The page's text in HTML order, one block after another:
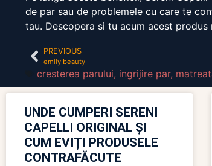
de par sau de problemele cu care te
tau. Descopera si tu acum acest
PREVIOUS
emily beauty
cresterea parului, ingrijire par,
UNDE CUMPERI SERENI
CAPELLI ORIGINAL ȘI
CUM EVIȚI PRODUSELE
CONTRAFĂCUTE